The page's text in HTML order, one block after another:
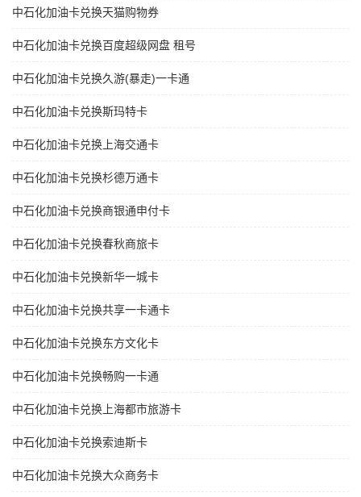
中石化加油卡兑换天猫购物券
中石化加油卡兑换百度超级网盘 租号
中石化加油卡兑换久游(暴走)一卡通
中石化加油卡兑换斯玛特卡
中石化加油卡兑换上海交通卡
中石化加油卡兑换杉德万通卡
中石化加油卡兑换商银通申付卡
中石化加油卡兑换春秋商旅卡
中石化加油卡兑换新华一城卡
中石化加油卡兑换共享一卡通卡
中石化加油卡兑换东方文化卡
中石化加油卡兑换畅购一卡通
中石化加油卡兑换上海都市旅游卡
中石化加油卡兑换索迪斯卡
中石化加油卡兑换大众商务卡